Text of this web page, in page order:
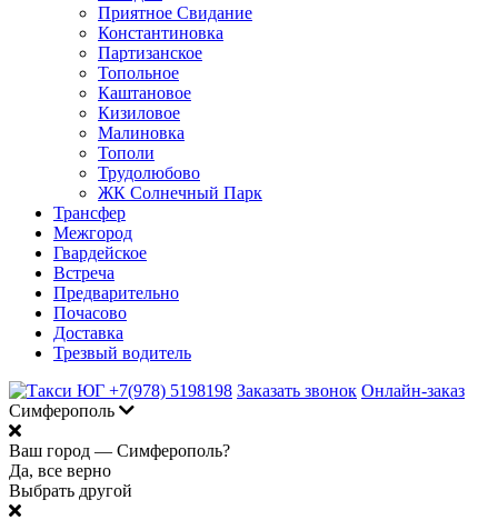
Приятное Свидание
Константиновка
Партизанское
Топольное
Каштановое
Кизиловое
Малиновка
Тополи
Трудолюбово
ЖК Солнечный Парк
Трансфер
Межгород
Гвардейское
Встреча
Предварительно
Почасово
Доставка
Трезвый водитель
+7(978) 5198198 Заказать звонок Онлайн-заказ
Симферополь
Ваш город — Симферополь?
Да, все верно
Выбрать другой